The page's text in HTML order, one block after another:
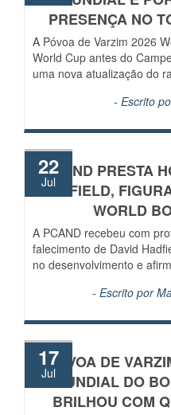
PRESENÇA NO
A Póvoa de Varzim 2026
World Cup antes do
uma nova atualização do
- Escrito
PCAND PRESTA
HADFIELD,
WORLD
22
Jul
A PCAND recebeu com
falecimento de David
no desenvolvimento e
- Escrito por
PÓVOA DE
MUNDIAL DO
BRILHOU COM
17
Jul